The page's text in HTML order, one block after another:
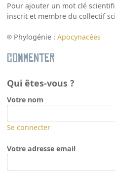
Pour ajouter un mot clé
inscrit et membre du collectif
Phylogénie :Apocynacées
Commenter
Qui êtes-vous ?
Votre nom
Se connecter
Votre adresse email